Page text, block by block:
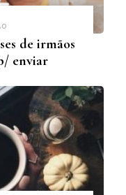
de irmãos
enviar